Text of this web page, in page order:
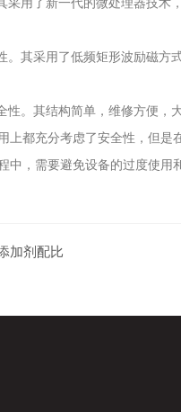
采用了低频矩形波励磁方
其结构简单，维修方便，大
都充分考虑了安全性，但是
中，需要避免设备的过度使用
加剂配比